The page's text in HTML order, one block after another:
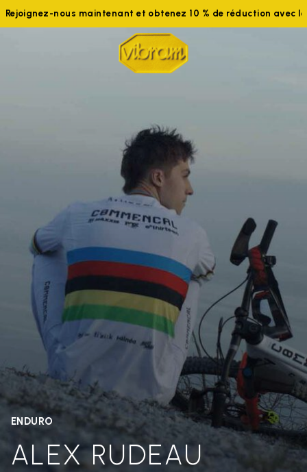
Rejoignez-nous maintenant et obtenez 10 % de réduction avec le
ENDURO
ALEX RUDEAU